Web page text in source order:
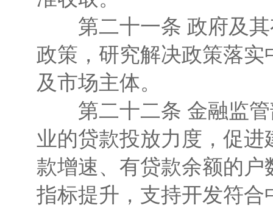
第二十一条 政府及其
政策，研究解决政策落
及市场主体。
第二十二条 金融监管
业的贷款投放力度，促
款增速、有贷款余额的户
指标提升，支持开发符